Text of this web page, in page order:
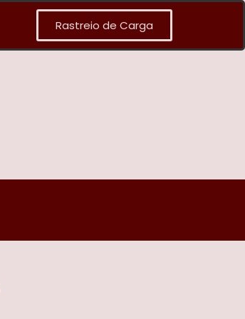
Rastreio de Carga